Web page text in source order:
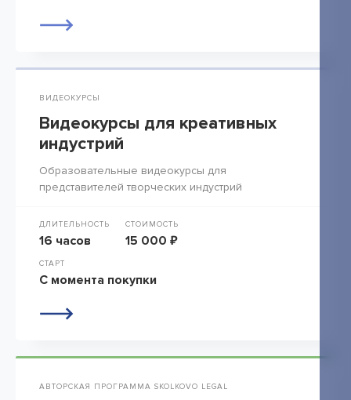
ВИДЕОКУРСЫ
Видеокурсы для креативных
индустрий
Образовательные видеокурсы для
представителей творческих индустрий
ДЛИТЕЛЬНОСТЬ
16 часов
СТОИМОСТЬ
15 000 ₽
СТАРТ
С момента покупки
АВТОРСКАЯ ПРОГРАММА SKOLKOVO LEGAL